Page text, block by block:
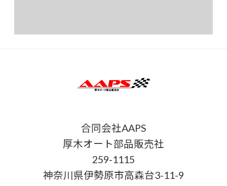
合同会社AAPS
厚木オート部品販売社
259-1115
神奈川県伊勢原市高森台3-11-9